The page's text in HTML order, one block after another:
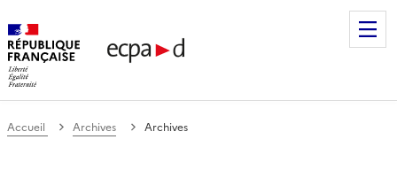
de communication et de production
Accueil Archives Archives